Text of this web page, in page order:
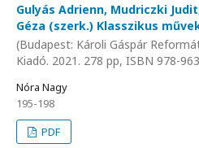
Gulyás Adrienn, Mudriczki
Géza (szerk.) Klasszikus
(Budapest: Károli Gáspár
Kiadó. 2021. 278 pp, ISBN 978-
Nóra Nagy
195-198
PDF